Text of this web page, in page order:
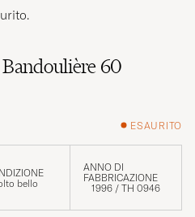
60
ESAURITO
bello
ANNO DI
FABBRICAZIONE
1996 / TH 0946